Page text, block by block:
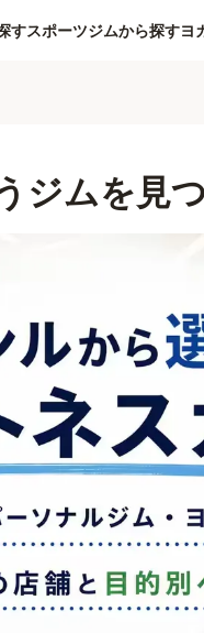
すスポーツジムから探すヨ
ジムを見